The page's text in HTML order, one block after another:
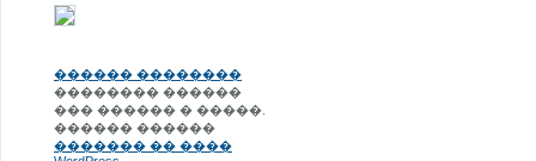
������ ��������
�������� ������
��� ������ � �����.
������ ������
������� �� ����